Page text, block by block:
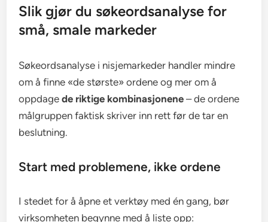
Slik gjør du søkeordsanalyse for
små, smale markeder
Søkeordsanalyse i nisjemarkeder handler mindre
om å finne «de største» ordene og mer om å
oppdagede riktige kombinasjonene – de ordene
målgruppen faktisk skriver inn rett før de tar en
beslutning.
Start med problemene, ikke ordene
I stedet for å åpne et verktøy med én gang, bør
virksomheten begynne med å liste opp: